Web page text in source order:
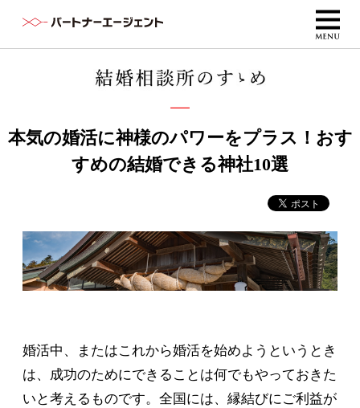
本気の婚活に神様のパワーをプラス！おす
すめの結婚できる神社10選
婚活中、またはこれから婚活を始めようというとき
は、成功のためにできることは何でもやっておきた
いと考えるものです。全国には、縁結びにご利益が